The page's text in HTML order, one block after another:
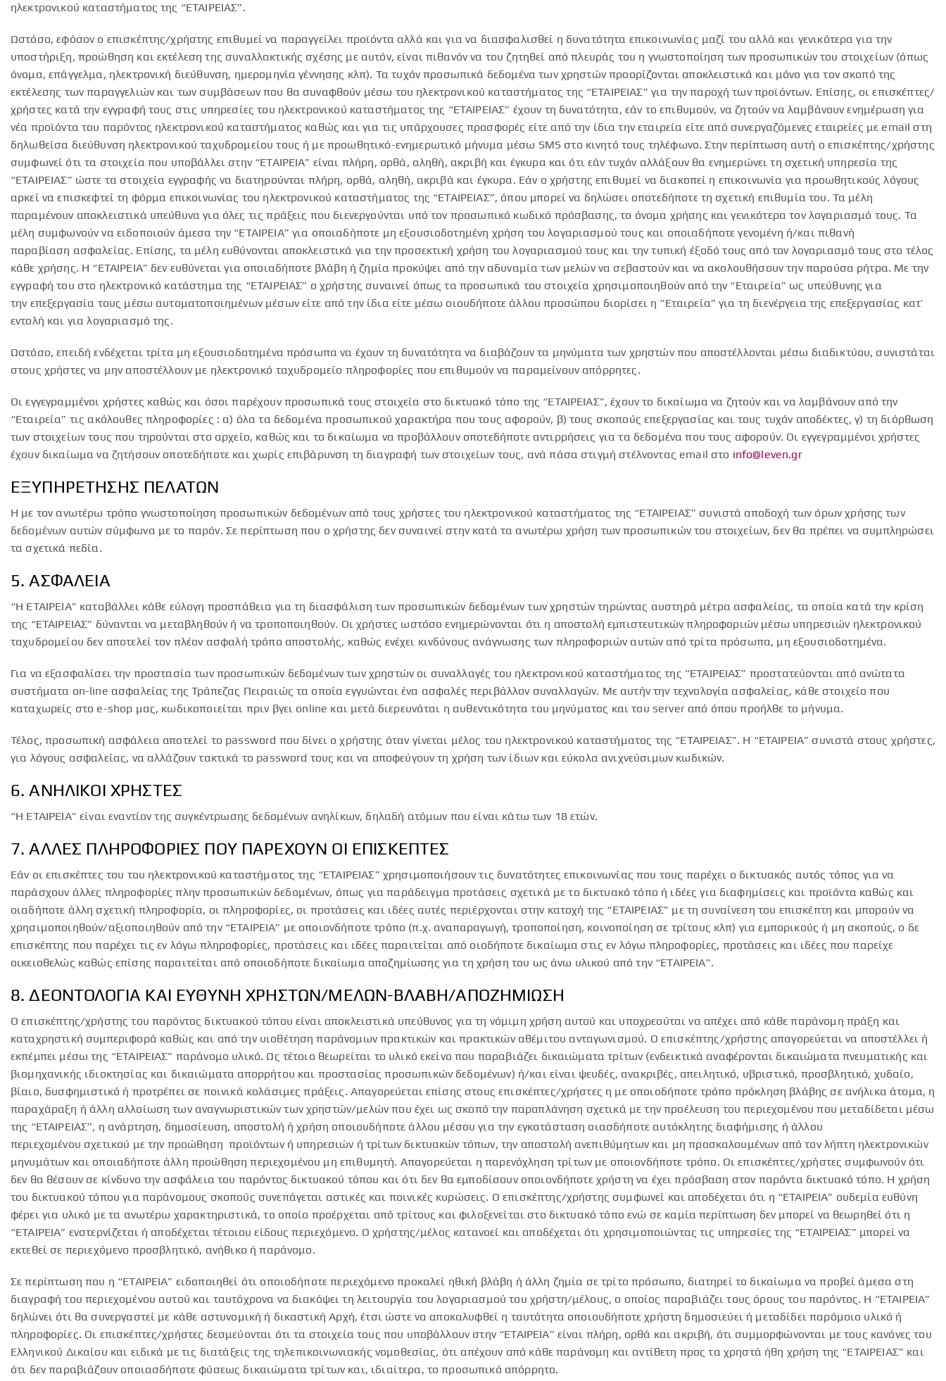
ηλεκτρονικού καταστήματος της “ΕΤΑΙΡΕΙΑΣ”.
Ωστόσο, εφόσον ο επισκέπτης/χρήστης επιθυμεί να παραγγείλει προϊόντα αλλά και για να διασφαλισθεί η δυνατότητα επικοινωνίας μαζί του αλλά και γενικότερα για την
υποστήριξη, προώθηση και εκτέλεση της συναλλακτικής σχέσης με αυτόν, είναι πιθανόν να του ζητηθεί από πλευράς του η γνωστοποίηση των προσωπικών του στοιχείων (όπως
όνομα, επάγγελμα, ηλεκτρονική διεύθυνση, ημερομηνία γέννησης κλπ). Τα τυχόν προσωπικά δεδομένα των χρηστών προορίζονται αποκλειστικά και μόνο για τον σκοπό της
εκτέλεσης των παραγγελιών και των συμβάσεων που θα συναφθούν μέσω του ηλεκτρονικού καταστήματος της “ΕΤΑΙΡΕΙΑΣ” για την παροχή των προϊόντων. Επίσης, οι επισκέπτες/
χρήστες κατά την εγγραφή τους στις υπηρεσίες του ηλεκτρονικού καταστήματος της “ΕΤΑΙΡΕΙΑΣ” έχουν τη δυνατότητα, εάν το επιθυμούν, να ζητούν να λαμβάνουν ενημέρωση για
νέα προϊόντα του παρόντος ηλεκτρονικού καταστήματος καθώς και για τις υπάρχουσες προσφορές είτε από την ίδια την εταιρεία είτε από συνεργαζόμενες εταιρείες με email στη
δηλωθείσα διεύθυνση ηλεκτρονικού ταχυδρομείου τους ή με προωθητικό-ενημερωτικό μήνυμα μέσω SMS στο κινητό τους τηλέφωνο. Στην περίπτωση αυτή ο επισκέπτης/χρήστης
συμφωνεί ότι τα στοιχεία που υποβάλλει στην “ΕΤΑΙΡΕΙΑ” είναι πλήρη, ορθά, αληθή, ακριβή και έγκυρα και ότι εάν τυχόν αλλάξουν θα ενημερώνει τη σχετική υπηρεσία της
“ΕΤΑΙΡΕΙΑΣ” ώστε τα στοιχεία εγγραφής να διατηρούνται πλήρη, ορθά, αληθή, ακριβά και έγκυρα. Εάν ο χρήστης επιθυμεί να διακοπεί η επικοινωνία για προωθητικούς λόγους
αρκεί να επισκεφτεί τη φόρμα επικοινωνίας του ηλεκτρονικού καταστήματος της “ΕΤΑΙΡΕΙΑΣ”, όπου μπορεί να δηλώσει οποτεδήποτε τη σχετική επιθυμία του. Τα μέλη
παραμένουν αποκλειστικά υπεύθυνα για όλες τις πράξεις που διενεργούνται υπό τον προσωπικό κωδικό πρόσβασης, το όνομα χρήσης και γενικότερα τον λογαριασμό τους. Τα
μέλη συμφωνούν να ειδοποιούν άμεσα την “ΕΤΑΙΡΕΙΑ” για οποιαδήποτε μη εξουσιοδοτημένη χρήση του λογαριασμού τους και οποιαδήποτε γενομένη ή/και πιθανή
παραβίαση ασφαλείας. Επίσης, τα μέλη ευθύνονται αποκλειστικά για την προσεκτική χρήση του λογαριασμού τους και την τυπική έξοδό τους από τον λογαριασμό τους στο τέλος
κάθε χρήσης. Η “ΕΤΑΙΡΕΙΑ” δεν ευθύνεται για οποιαδήποτε βλάβη ή ζημία προκύψει από την αδυναμία των μελών να σεβαστούν και να ακολουθήσουν την παρούσα ρήτρα. Με την
εγγραφή του στο ηλεκτρονικό κατάστημα της “ΕΤΑΙΡΕΙΑΣ” ο χρήστης συναινεί όπως τα προσωπικά του στοιχεία χρησιμοποιηθούν από την “Εταιρεία” ως υπεύθυνης για
την επεξεργασία τους μέσω αυτοματοποιημένων μέσων είτε από την ίδια είτε μέσω οιουδήποτε άλλου προσώπου διορίσει η “Εταιρεία” για τη διενέργεια της επεξεργασίας κατ’
εντολή και για λογαριασμό της.
Ωστόσο, επειδή ενδέχεται τρίτα μη εξουσιοδοτημένα πρόσωπα να έχουν τη δυνατότητα να διαβάζουν τα μηνύματα των χρηστών που αποστέλλονται μέσω διαδικτύου, συνιστάται
στους χρήστες να μην αποστέλλουν με ηλεκτρονικό ταχυδρομείο πληροφορίες που επιθυμούν να παραμείνουν απόρρητες.
Οι εγγεγραμμένοι χρήστες καθώς και όσοι παρέχουν προσωπικά τους στοιχεία στο δικτυακό τόπο της “ΕΤΑΙΡΕΙΑΣ”, έχουν το δικαίωμα να ζητούν και να λαμβάνουν από την
“Εταιρεία” τις ακόλουθες πληροφορίες : α) όλα τα δεδομένα προσωπικού χαρακτήρα που τους αφορούν, β) τους σκοπούς επεξεργασίας και τους τυχόν αποδέκτες, γ) τη διόρθωση
των στοιχείων τους που τηρούνται στο αρχείο, καθώς και το δικαίωμα να προβάλλουν οποτεδήποτε αντιρρήσεις για τα δεδομένα που τους αφορούν. Οι εγγεγραμμένοι χρήστες
έχουν δικαίωμα να ζητήσουν οποτεδήποτε και χωρίς επιβάρυνση τη διαγραφή των στοιχείων τους, ανά πάσα στιγμή στέλνοντας email στο info@leven.gr
ΕΞΥΠΗΡΕΤΗΣΗΣ ΠΕΛΑΤΩΝ
Η με τον ανωτέρω τρόπο γνωστοποίηση προσωπικών δεδομένων από τους χρήστες του ηλεκτρονικού καταστήματος της “ΕΤΑΙΡΕΙΑΣ” συνιστά αποδοχή των όρων χρήσης των
δεδομένων αυτών σύμφωνα με το παρόν. Σε περίπτωση που ο χρήστης δεν συναινεί στην κατά τα ανωτέρω χρήση των προσωπικών του στοιχείων, δεν θα πρέπει να συμπληρώσει
τα σχετικά πεδία.
5. ΑΣΦΑΛΕΙΑ
“Η ΕΤΑΙΡΕΙΑ” καταβάλλει κάθε εύλογη προσπάθεια για τη διασφάλιση των προσωπικών δεδομένων των χρηστών τηρώντας αυστηρά μέτρα ασφαλείας, τα οποία κατά την κρίση
της “ΕΤΑΙΡΕΙΑΣ” δύνανται να μεταβληθούν ή να τροποποιηθούν. Οι χρήστες ωστόσο ενημερώνονται ότι η αποστολή εμπιστευτικών πληροφοριών μέσω υπηρεσιών ηλεκτρονικού
ταχυδρομείου δεν αποτελεί τον πλέον ασφαλή τρόπο αποστολής, καθώς ενέχει κινδύνους ανάγνωσης των πληροφοριών αυτών από τρίτα πρόσωπα, μη εξουσιοδοτημένα.
Για να εξασφαλίσει την προστασία των προσωπικών δεδομένων των χρηστών οι συναλλαγές του ηλεκτρονικού καταστήματος της “ΕΤΑΙΡΕΙΑΣ” προστατεύονται από ανώτατα
συστήματα on-line ασφαλείας της Τράπεζας Πειραιώς τα οποία εγγυώνται ένα ασφαλές περιβάλλον συναλλαγών. Με αυτήν την τεχνολογία ασφαλείας, κάθε στοιχείο που
καταχωρείς στο e-shop μας, κωδικοποιείται πριν βγει online και μετά διερευνάται η αυθεντικότητα του μηνύματος και του server από όπου προήλθε το μήνυμα.
Τέλος, προσωπική ασφάλεια αποτελεί το password που δίνει ο χρήστης όταν γίνεται μέλος του ηλεκτρονικού καταστήματος της “ΕΤΑΙΡΕΙΑΣ”. Η “ΕΤΑΙΡΕΙΑ” συνιστά στους χρήστες,
για λόγους ασφαλείας, να αλλάζουν τακτικά το password τους και να αποφεύγουν τη χρήση των ίδιων και εύκολα ανιχνεύσιμων κωδικών.
6. ΑΝΗΛΙΚΟΙ ΧΡΗΣΤΕΣ
“Η ΕΤΑΙΡΕΙΑ” είναι εναντίον της συγκέντρωσης δεδομένων ανηλίκων, δηλαδή ατόμων που είναι κάτω των 18 ετών.
7. ΑΛΛΕΣ ΠΛΗΡΟΦΟΡΙΕΣ ΠΟΥ ΠΑΡΕΧΟΥΝ ΟΙ ΕΠΙΣΚΕΠΤΕΣ
Εάν οι επισκέπτες του του ηλεκτρονικού καταστήματος της “ΕΤΑΙΡΕΙΑΣ” χρησιμοποιήσουν τις δυνατότητες επικοινωνίας που τους παρέχει ο δικτυακός αυτός τόπος για να
παράσχουν άλλες πληροφορίες πλην προσωπικών δεδομένων, όπως για παράδειγμα προτάσεις σχετικά με το δικτυακό τόπο ή ιδέες για διαφημίσεις και προϊόντα καθώς και
οιαδήποτε άλλη σχετική πληροφορία, οι πληροφορίες, οι προτάσεις και ιδέες αυτές περιέρχονται στην κατοχή της “ΕΤΑΙΡΕΙΑΣ” με τη συναίνεση του επισκέπτη και μπορούν να
χρησιμοποιηθούν/αξιοποιηθούν από την “ΕΤΑΙΡΕΙΑ” με οποιονδήποτε τρόπο (π.χ. αναπαραγωγή, τροποποίηση, κοινοποίηση σε τρίτους κλπ) για εμπορικούς ή μη σκοπούς, ο δε
επισκέπτης που παρέχει τις εν λόγω πληροφορίες, προτάσεις και ιδέες παραιτείται από οιοδήποτε δικαίωμα στις εν λόγω πληροφορίες, προτάσεις και ιδέες που παρείχε
οικειοθελώς καθώς επίσης παραιτείται από οποιοδήποτε δικαίωμα αποζημίωσης για τη χρήση του ως άνω υλικού από την “ΕΤΑΙΡΕΙΑ”.
8. ΔΕΟΝΤΟΛΟΓΙΑ ΚΑΙ ΕΥΘΥΝΗ ΧΡΗΣΤΩΝ/ΜΕΛΩΝ-ΒΛΑΒΗ/ΑΠΟΖΗΜΙΩΣΗ
Ο επισκέπτης/χρήστης του παρόντος δικτυακού τόπου είναι αποκλειστικά υπεύθυνος για τη νόμιμη χρήση αυτού και υποχρεούται να απέχει από κάθε παράνομη πράξη και
καταχρηστική συμπεριφορά καθώς και από την υιοθέτηση παράνομων πρακτικών και πρακτικών αθέμιτου ανταγωνισμού. Ο επισκέπτης/χρήστης απαγορεύεται να αποστέλλει ή
εκπέμπει μέσω της “ΕΤΑΙΡΕΙΑΣ” παράνομο υλικό. Ως τέτοιο θεωρείται το υλικό εκείνο που παραβιάζει δικαιώματα τρίτων (ενδεικτικά αναφέρονται δικαιώματα πνευματικής και
βιομηχανικής ιδιοκτησίας και δικαιώματα απορρήτου και προστασίας προσωπικών δεδομένων) ή/και είναι ψευδές, ανακριβές, απειλητικό, υβριστικό, προσβλητικό, χυδαίο,
βίαιο, δυσφημιστικό ή προτρέπει σε ποινικά κολάσιμες πράξεις. Απαγορεύεται επίσης στους επισκέπτες/χρήστες η με οποιοδήποτε τρόπο πρόκληση βλάβης σε ανήλικα άτομα, η
παραχάραξη ή άλλη αλλοίωση των αναγνωριστικών των χρηστών/μελών που έχει ως σκοπό την παραπλάνηση σχετικά με την προέλευση του περιεχομένου που μεταδίδεται μέσω
της “ΕΤΑΙΡΕΙΑΣ”, η ανάρτηση, δημοσίευση, αποστολή ή χρήση οποιουδήποτε άλλου μέσου για την εγκατάσταση οιασδήποτε αυτόκλητης διαφήμισης ή άλλου
περιεχομένου σχετικού με την προώθηση προϊόντων ή υπηρεσιών ή τρίτων δικτυακών τόπων, την αποστολή ανεπιθύμητων και μη προσκαλουμένων από τον λήπτη ηλεκτρονικών
μηνυμάτων και οποιαδήποτε άλλη προώθηση περιεχομένου μη επιθυμητή. Απαγορεύεται η παρενόχληση τρίτων με οποιονδήποτε τρόπο. Οι επισκέπτες/χρήστες συμφωνούν ότι
δεν θα θέσουν σε κίνδυνο την ασφάλεια του παρόντος δικτυακού τόπου και ότι δεν θα εμποδίσουν οποιονδήποτε χρήστη να έχει πρόσβαση στον παρόντα δικτυακό τόπο. Η χρήση
του δικτυακού τόπου για παράνομους σκοπούς συνεπάγεται αστικές και ποινικές κυρώσεις. Ο επισκέπτης/χρήστης συμφωνεί και αποδέχεται ότι η “ΕΤΑΙΡΕΙΑ” ουδεμία ευθύνη
φέρει για υλικό με τα ανωτέρω χαρακτηριστικά, το οποίο προέρχεται από τρίτους και φιλοξενείται στο δικτυακό τόπο ενώ σε καμία περίπτωση δεν μπορεί να θεωρηθεί ότι η
“ΕΤΑΙΡΕΙΑ” ενστερνίζεται ή αποδέχεται τέτοιου είδους περιεχόμενο. Ο χρήστης/μέλος κατανοεί και αποδέχεται ότι χρησιμοποιώντας τις υπηρεσίες της “ΕΤΑΙΡΕΙΑΣ” μπορεί να
εκτεθεί σε περιεχόμενο προσβλητικό, ανήθικο ή παράνομο.
Σε περίπτωση που η “ΕΤΑΙΡΕΙΑ” ειδοποιηθεί ότι οποιοδήποτε περιεχόμενο προκαλεί ηθική βλάβη ή άλλη ζημία σε τρίτο πρόσωπο, διατηρεί το δικαίωμα να προβεί άμεσα στη
διαγραφή του περιεχομένου αυτού και ταυτόχρονα να διακόψει τη λειτουργία του λογαριασμού του χρήστη/μέλους, ο οποίος παραβιάζει τους όρους του παρόντος. Η “ΕΤΑΙΡΕΙΑ”
δηλώνει ότι θα συνεργαστεί με κάθε αστυνομική ή δικαστική Αρχή, έτσι ώστε να αποκαλυφθεί η ταυτότητα οποιουδήποτε χρήστη δημοσιεύει ή μεταδίδει παρόμοιο υλικό ή
πληροφορίες. Οι επισκέπτες/χρήστες δεσμεύονται ότι τα στοιχεία τους που υποβάλλουν στην “ΕΤΑΙΡΕΙΑ” είναι πλήρη, ορθά και ακριβή, ότι συμμορφώνονται με τους κανόνες του
Ελληνικού Δικαίου και ειδικά με τις διατάξεις της τηλεπικοινωνιακής νομοθεσίας, ότι απέχουν από κάθε παράνομη και αντίθετη προς τα χρηστά ήθη χρήση της “ΕΤΑΙΡΕΙΑΣ” και
ότι δεν παραβιάζουν οποιασδήποτε φύσεως δικαιώματα τρίτων και, ιδιαίτερα, το προσωπικό απόρρητο.